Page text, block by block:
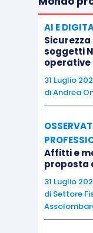
risultano
Una prima
coerente con
da lavoro
prevedesse la
ai
stessi,
riconosciuti
ciò in sede di
parte di questa.
AI E
soggetti
operative
31 Luglio
diAndrea
Affitti e
proposta
31 Luglio
di Settore